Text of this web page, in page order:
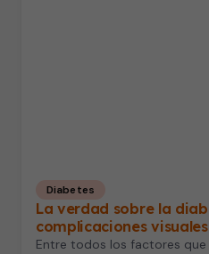
Diabetes
La verdad sobre la
complicaciones visuales
Entre todos los factores que